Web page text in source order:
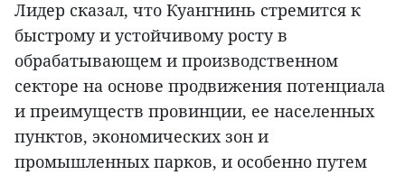
Лидер сказал, что Куангнинь стремится к
быстрому и устойчивому росту в
обрабатывающем и производственном
секторе на основе продвижения потенциала
и преимуществ провинции, ее населенных
пунктов, экономических зон и
промышленных парков, и особенно путем